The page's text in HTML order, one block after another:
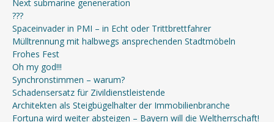
Next submarine geneneration
???
Spaceinvader in PMI – in Echt oder Trittbrettfahrer
Mülltrennung mit halbwegs ansprechenden Stadtmöbeln
Frohes Fest
Oh my god!!!
Synchronstimmen – warum?
Schadensersatz für Zivildienstleistende
Architekten als Steigbügelhalter der Immobilienbranche
Fortuna wird weiter absteigen – Bayern will die Weltherrschaft!